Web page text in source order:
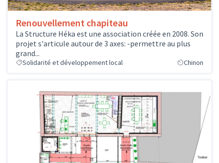
Renouvellement chapiteau
La Structure Héka est une association créée en 2008. Son
projet s'articule autour de 3 axes: -permettre au plus
grand...
Solidarité et développement local Chinon